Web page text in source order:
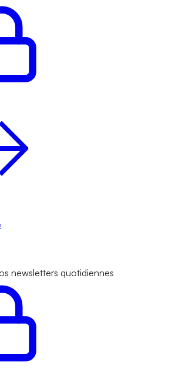
newsletters quotidiennes